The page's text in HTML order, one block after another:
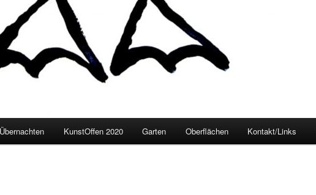
Übernachten KunstOffen 2020 Garten Oberflächen Kontakt/Links